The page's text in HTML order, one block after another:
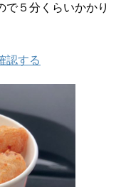
で５分くらいかかり
認する